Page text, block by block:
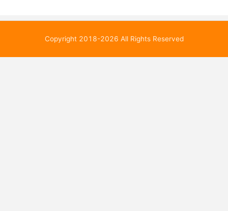
Copyright 2018-2026 All Rights Reserved